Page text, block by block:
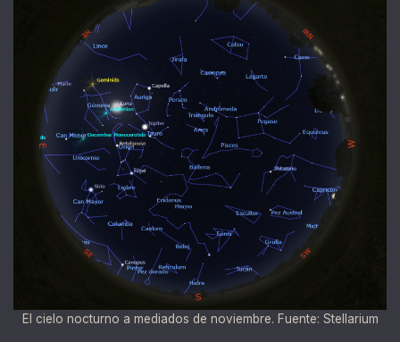
El cielo nocturno a mediados de noviembre. Fuente: Stellarium